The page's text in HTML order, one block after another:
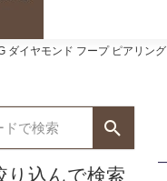
ダイヤモンド フープ ピアリング
り込んで検索